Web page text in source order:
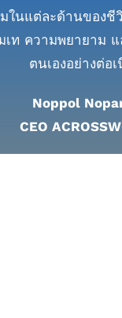
มในแต่ละด้านของชี
เท ความพยายาม
ตนเองอย่างต่อเ
Noppol
CEO